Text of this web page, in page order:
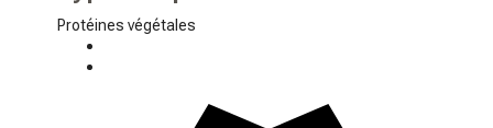
Protéines végétales